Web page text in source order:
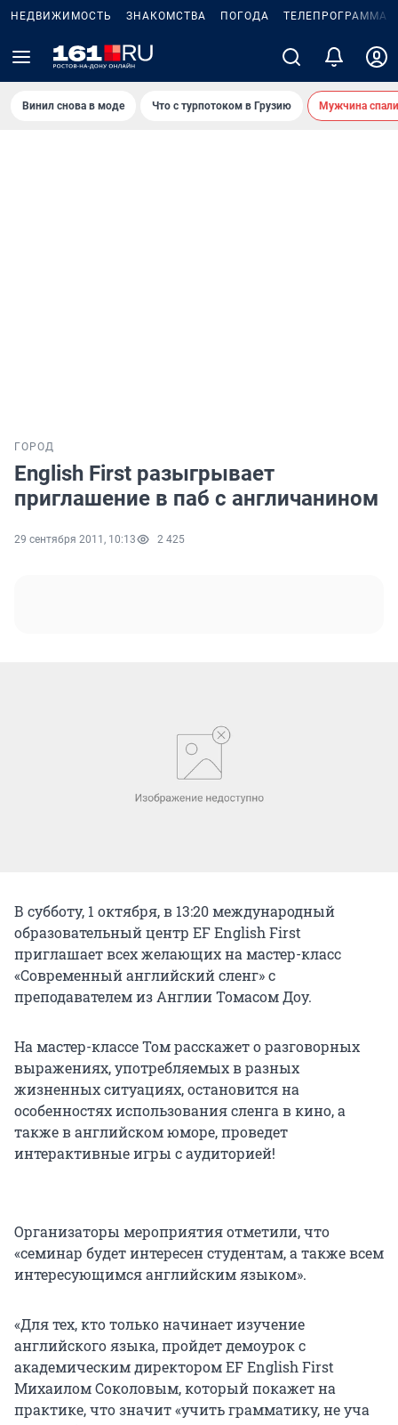
НЕДВИЖИМОСТЬ ЗНАКОМСТВА ПОГОДА ТЕЛЕПРОГРАММА
Винил снова в моде Что с турпотоком в Грузию Мужчина
ГОРОД
English First разыгрывает
приглашение в паб с англичанином
29 сентября 2011, 10:13 2 425
В субботу, 1 октября, в 13:20 международный
образовательный центр EF English First
приглашает всех желающих на мастер-класс
«Современный английский сленг» с
преподавателем из Англии Томасом Доу.
На мастер-классе Том расскажет о разговорных
выражениях, употребляемых в разных
жизненных ситуациях, остановится на
особенностях использования сленга в кино, а
также в английском юморе, проведет
интерактивные игры с аудиторией!
Организаторы мероприятия отметили, что
«семинар будет интересен студентам, а также всем
интересующимся английским языком».
«Для тех, кто только начинает изучение
английского языка, пройдет демоурок с
академическим директором EF English First
Михаилом Соколовым, который покажет на
практике, что значит «учить грамматику, не уча